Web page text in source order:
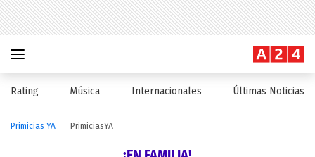
Rating Música Internacionales Últimas Noticias
Primicias YA PrimiciasYA